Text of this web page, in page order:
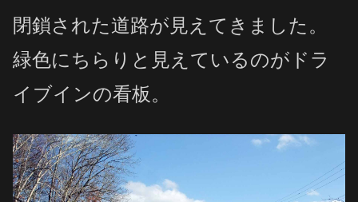
閉鎖された道路が見えてきました。
緑色にちらりと見えているのがドラ
イブインの看板。